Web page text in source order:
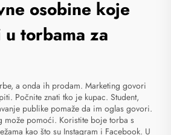
osobine koje
torbama za
a onda ih prodam. Marketing govori
Počnite znati tko je kupac. Student,
publike pomaže da im oglas govori.
može pomoći. Koristite boje torba s
kao što su Instagram i Facebook. U